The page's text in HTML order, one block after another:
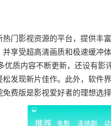
门影视资源的平台，提供丰
享受超高清画质和极速缓冲
优质内容不断更新，还设有
发现新片佳作。此外，软件
费版是影视爱好者的理想选择